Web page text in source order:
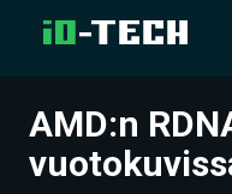
UUTISET
AMD:n